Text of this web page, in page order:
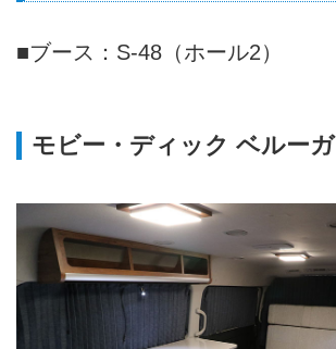
■ブース：S-48（ホール2）
モビー・ディック ベルーガ